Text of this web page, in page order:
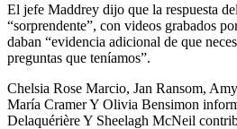
El jefe Maddrey dijo que la respuesta
“sorprendente”, con videos grabados
daban “evidencia adicional de que
preguntas que teníamos”.
Chelsia Rose Marcio, Jan Ransom,
María CramerY Olivia Bensimon
DelaquérièreY Sheelagh McNeil